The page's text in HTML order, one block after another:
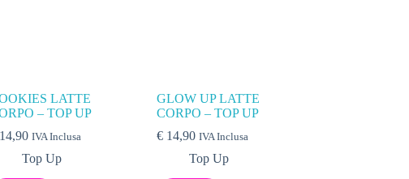
LATTE
– TOP UP
14,90 IVA Inclusa
Top Up
GLOW UP LATTE
CORPO – TOP UP
€ 14,90 IVA Inclusa
Top Up